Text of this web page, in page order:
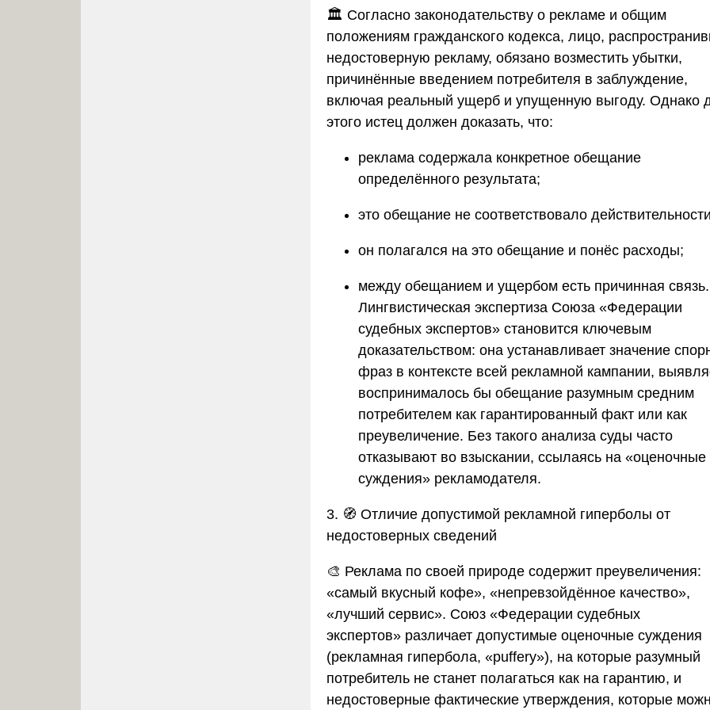
🏛️ Согласно законодательству о рекламе и общим
положениям гражданского кодекса, лицо,
недостоверную рекламу, обязано возместить убытки,
причинённые введением потребителя в заблуждение,
включая реальный ущерб и упущенную выгоду. Однако
этого истец должен доказать, что:
реклама содержала конкретное обещание
определённого результата;
это обещание не соответствовало
он полагался на это обещание и понёс расходы;
между обещанием и ущербом есть причинная связь.
Лингвистическая экспертиза Союза «Федерации
судебных экспертов» становится ключевым
доказательством: она устанавливает значение
фраз в контексте всей рекламной кампании,
воспринималось бы обещание разумным средним
потребителем как гарантированный факт или как
преувеличение. Без такого анализа суды часто
отказывают во взыскании, ссылаясь на «оценочные
суждения» рекламодателя.
3. 🧭 Отличие допустимой рекламной гиперболы от
недостоверных сведений
🎨 Реклама по своей природе содержит преувеличения:
«самый вкусный кофе», «непревзойдённое качество»,
«лучший сервис». Союз «Федерации судебных
экспертов» различает допустимые оценочные суждения
(рекламная гипербола, «puffery»), на которые разумный
потребитель не станет полагаться как на гарантию, и
недостоверные фактические утверждения, которые